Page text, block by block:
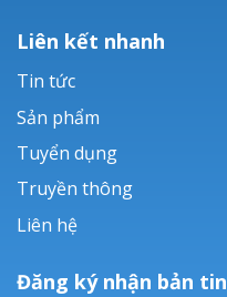
Liên kết nhanh
Tin tức
Sản phẩm
Tuyển dụng
Truyền thông
Liên hệ
Đăng ký nhận bản tin